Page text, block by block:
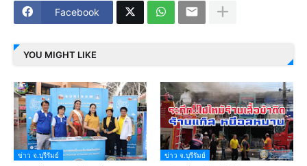
Facebook
YOU MIGHT LIKE
ข่าว จ.บุรีรัมย์ ข่าว จ.บุรีรัมย์